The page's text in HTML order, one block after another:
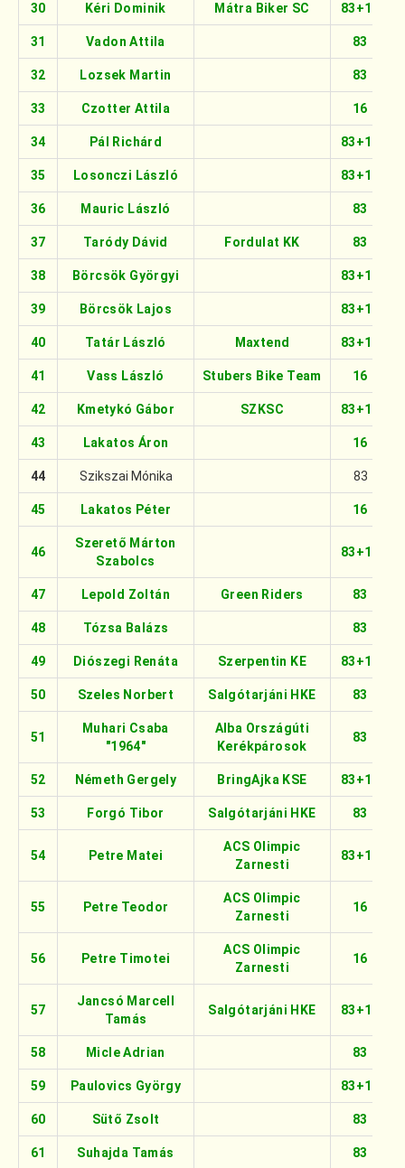
30 Kéri Dominik Mátra Biker SC 83+16
31 Vadon Attila 83
32 Lozsek Martin 83
33 Czotter Attila 16
34 Pál Richárd 83+16
35 Losonczi László 83+16
36 Mauric László 83
37 Taródy Dávid Fordulat KK 83
38 Börcsök Györgyi 83+16
39 Börcsök Lajos 83+16
40 Tatár László Maxtend 83+16
41 Vass László Stubers Bike Team 16
42 Kmetykó Gábor SZKSC 83+16
43 Lakatos Áron 16
44 Szikszai Mónika 83
45 Lakatos Péter 16
46
Szerető Márton
Szabolcs
83+16
47 Lepold Zoltán Green Riders 83
48 Tózsa Balázs 83
49 Diószegi Renáta Szerpentin KE 83+16
50 Szeles Norbert Salgótarjáni HKE 83
51
Muhari Csaba
"1964"
Alba Országúti
Kerékpárosok
83
52 Németh Gergely BringAjka KSE 83+16
53 Forgó Tibor Salgótarjáni HKE 83
54 Petre Matei
ACS Olimpic
Zarnesti
83+16
55 Petre Teodor
ACS Olimpic
Zarnesti
16
56 Petre Timotei
ACS Olimpic
Zarnesti
16
57
Jancsó Marcell
Tamás
Salgótarjáni HKE 83+16
58 Micle Adrian 83
59 Paulovics György 83+16
60 Sütő Zsolt 83
61 Suhajda Tamás 83